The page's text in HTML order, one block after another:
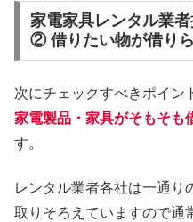
家電家具レンタル業
② 借りたい物が借り
次にチェックすべきポイン
家電製品・家具がそもそも
す。
レンタル業者各社は一通り
取りそろえていますので通